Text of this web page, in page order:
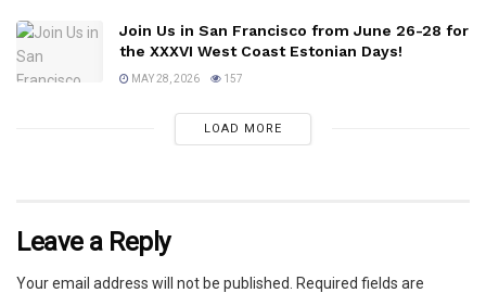
Join Us in San Francisco from June 26-28 for
the XXXVI West Coast Estonian Days!
MAY 28, 2026 157
LOAD MORE
Leave a Reply
Your email address will not be published.
Required fields are